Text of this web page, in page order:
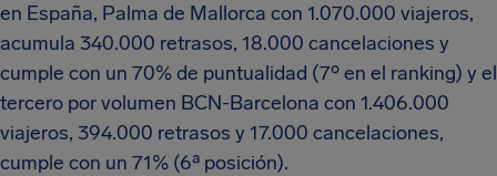
en España, Palma de Mallorca con 1.070.000 viajeros,
acumula 340.000 retrasos, 18.000 cancelaciones y
cumple con un 70% de puntualidad (7º en el ranking) y el
tercero por volumen BCN-Barcelona con 1.406.000
viajeros, 394.000 retrasos y 17.000 cancelaciones,
cumple con un 71% (6ª posición).